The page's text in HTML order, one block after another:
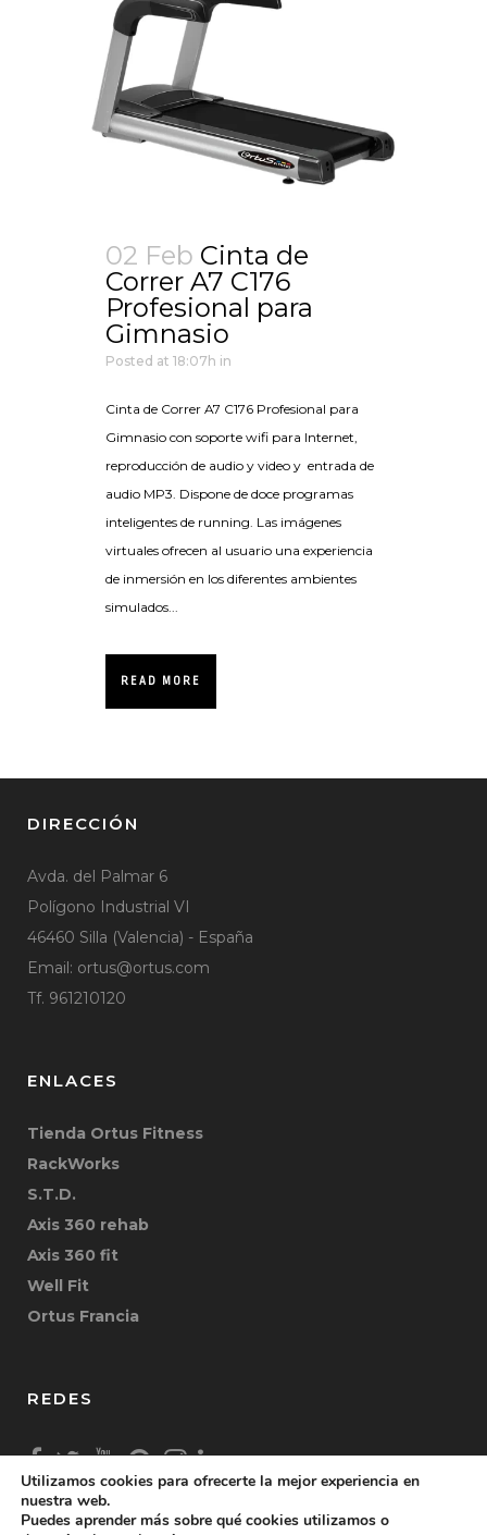
02 Feb Cinta de
Correr A7 C176
Profesional para
Gimnasio
Posted at 18:07h in
Cinta de Correr A7 C176 Profesional para
Gimnasio con soporte wifi para Internet,
reproducción de audio y video y entrada de
audio MP3. Dispone de doce programas
inteligentes de running. Las imágenes
virtuales ofrecen al usuario una experiencia
de inmersión en los diferentes ambientes
simulados...
READ MORE
DIRECCIÓN
Avda. del Palmar 6
Polígono Industrial VI
46460 Silla (Valencia) - España
Email: ortus@ortus.com
Tf. 961210120
ENLACES
Tienda Ortus Fitness
RackWorks
S.T.D.
Axis 360 rehab
Axis 360 fit
Well Fit
Ortus Francia
REDES
Utilizamos cookies para ofrecerte la mejor experiencia en
nuestra web.
Puedes aprender más sobre qué cookies utilizamos o